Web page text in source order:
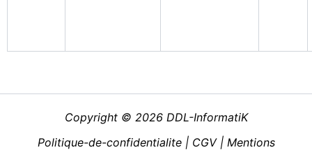
Copyright © 2026 DDL-InformatiK
Politique-de-confidentialite | CGV | Mentions